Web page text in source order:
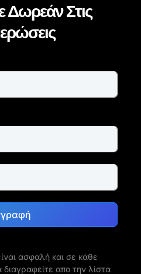
Δωρεάν Στις
ασφαλή και σε κάθε
απο την λίστα